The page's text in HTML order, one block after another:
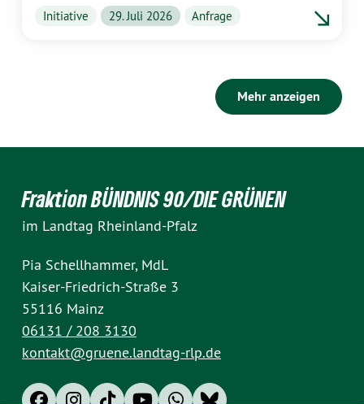
Initiative 29. Juli 2026 Anfrage
Mehr anzeigen
Fraktion BÜNDNIS 90/DIE GRÜNEN
im Landtag Rheinland-Pfalz
Pia Schellhammer, MdL
Kaiser-Friedrich-Straße 3
55116 Mainz
06131 / 208 3130
kontakt@gruene.landtag-rlp.de